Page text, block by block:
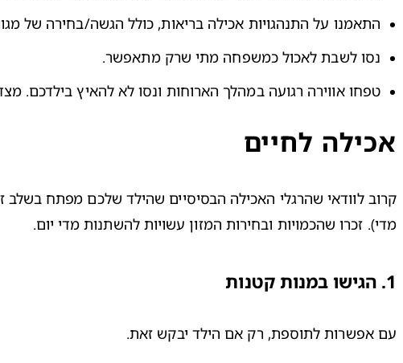
התאמנו על התנהגויות אכילה בריאות, כולל הגשה/בחירה של
נסו לשבת לאכול כמשפחה מתי שרק מתאפשר.
טפחו אווירה רגועה במהלך הארוחות ונסו לא להאיץ בילדכם. מצד שני, אם הוא זקוק ליותר מ-30 דקות כדי
אכילה לחיים
מדי). זכרו שהכמויות ובחירות המזון עשויות להשתנות מדי יום.
1. הגישו במנות קטנות
עם אפשרות לתוספת, רק אם הילד יבקש זאת.